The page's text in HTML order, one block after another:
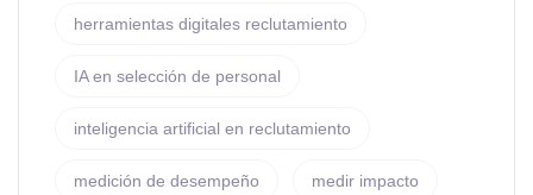
herramientas digitales reclutamiento
IA en selección de personal
inteligencia artificial en reclutamiento
medición de desempeño medir impacto